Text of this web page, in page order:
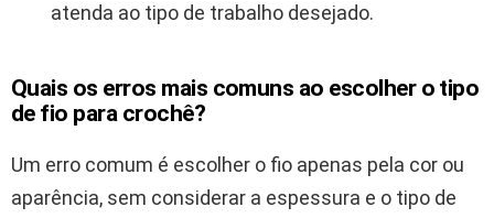
atenda ao tipo de trabalho desejado.
Quais os erros mais comuns ao escolher o tipo
de fio para crochê?
Um erro comum é escolher o fio apenas pela cor ou
aparência, sem considerar a espessura e o tipo de